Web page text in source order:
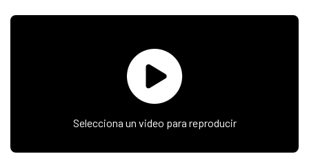
Selecciona un video para reproducir